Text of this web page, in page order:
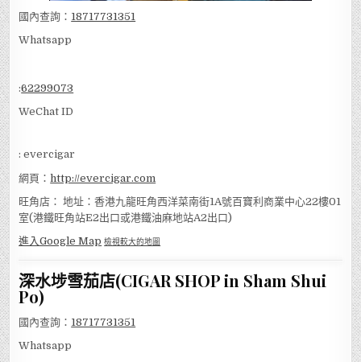
國內查詢： 18717731351
Whatsapp
:62299073
WeChat ID
: evercigar
網頁：http://evercigar.com
旺角店： 地址：香港九龍旺角西洋菜南街1A號百寶利商業中心22樓01
室(港鐵旺角站E2出口或港鐵油麻地站A2出口)
進入Google Map 檢視較大的地圖
深水埗雪茄店(CIGAR SHOP in Sham Shui
Po)
國內查詢： 18717731351
Whatsapp